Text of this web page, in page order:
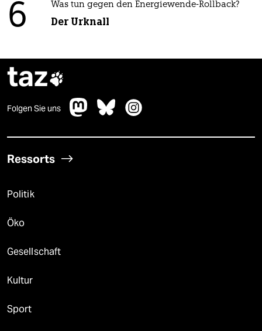
6 Was tun gegen den Energiewende-Rollback?
Der Urknall
taz
Folgen Sie uns
Ressorts
Politik
Öko
Gesellschaft
Kultur
Sport